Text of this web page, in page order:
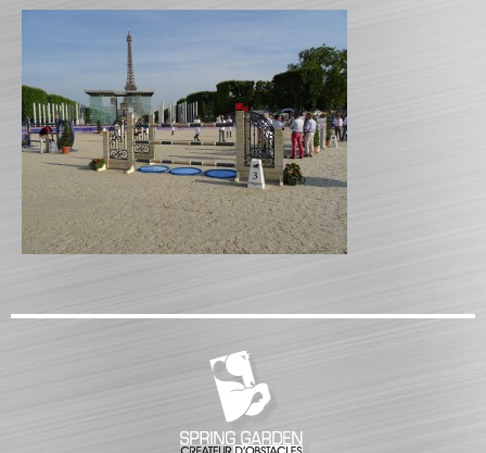
CHANDELIER
Gamme Classique
Gamme Prestige
Gamme Aluminium
BARRES
Barre hors coeur
Barre carrée
Barre octogonale
FICHES ET RAILS